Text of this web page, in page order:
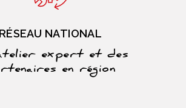
RÉSEAU NATIONAL
expert et des
en région